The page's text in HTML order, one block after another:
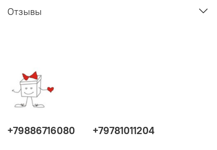
Отзывы
+79886716080 +79781011204